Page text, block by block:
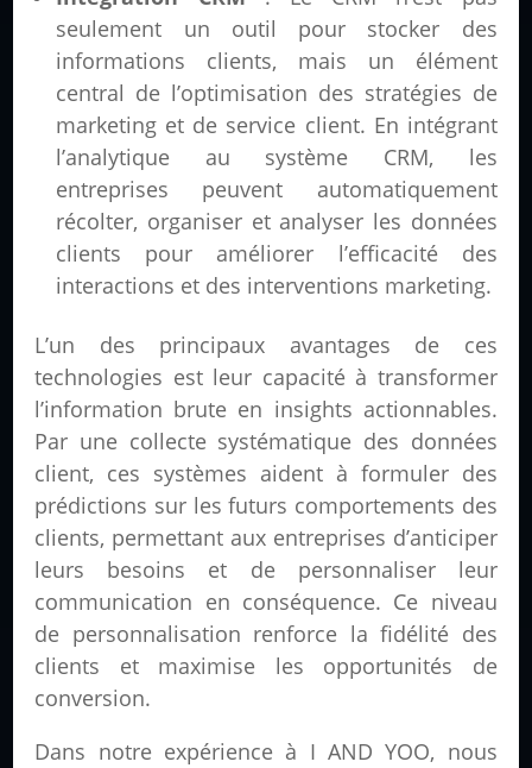
seulement un outil pour stocker des
informations clients, mais un élément
central de l’optimisation des stratégies de
marketing et de service client. En intégrant
l’analytique au système CRM, les
entreprises peuvent automatiquement
récolter, organiser et analyser les données
clients pour améliorer l’efficacité des
interactions et des interventions marketing.
L’un des principaux avantages de ces
technologies est leur capacité à transformer
l’information brute en insights actionnables.
Par une collecte systématique des données
client, ces systèmes aident à formuler des
prédictions sur les futurs comportements des
clients, permettant aux entreprises d’anticiper
leurs besoins et de personnaliser leur
communication en conséquence. Ce niveau
de personnalisation renforce la fidélité des
clients et maximise les opportunités de
conversion.
Dans notre expérience à I AND YOO, nous